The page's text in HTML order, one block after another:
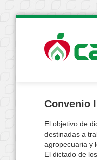
Convenio
El objetivo de
destinadas a
agropecuaria y
El dictado de